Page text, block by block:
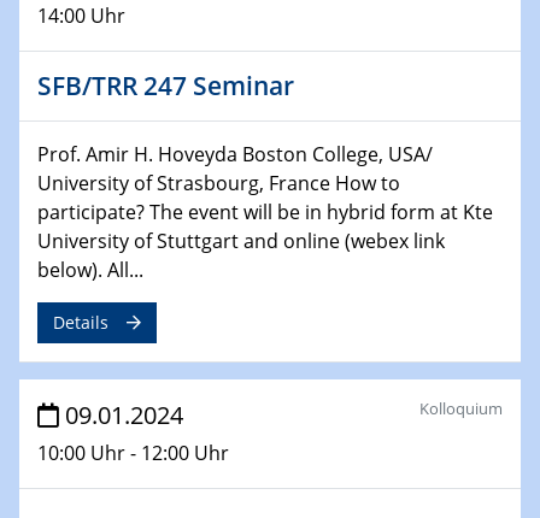
Chemie für die Wasserforschung
29.01.2024
Chemie für die Wasserforschung
29.01.2024
Bewerbungsvorrtag Besetzung W3-Professur
Technische Chemie – Technisch-Makromolekulare
Chemie für die Wasserforschung
30.01.2024
WIN & CENIDE Seminar Series on 2D-
MATURE
14:00 Uhr
SFB/TRR 247 Seminar
Prof. Amir H. Hoveyda Boston College, USA/
University of Strasbourg, France How to
participate? The event will be in hybrid form at Kte
University of Stuttgart and online (webex link
below). All...
Details
09.01.2024
10:00 Uhr - 12:00 Uhr
Kolloquium